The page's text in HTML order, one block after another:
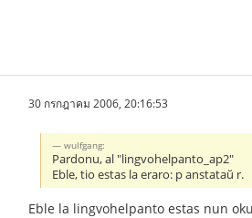
30 กรกฎาคม 2006, 20:16:53
wulfgang:
Pardonu, al "lingvohelpanto_ap2"
Eble, tio estas la eraro: p anstataŭ r.
Eble la lingvohelpanto estas nun